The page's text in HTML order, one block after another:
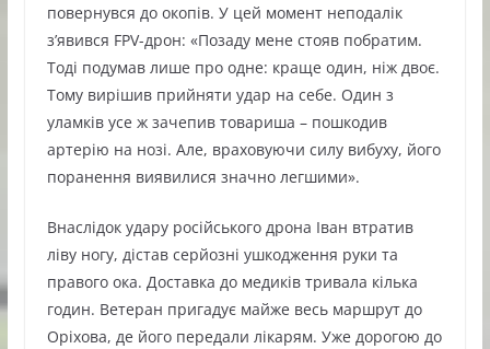
повернувся до окопів. У цей момент неподалік
з’явився FPV-дрон: «Позаду мене стояв побратим.
Тоді подумав лише про одне: краще один, ніж двоє.
Тому вирішив прийняти удар на себе. Один з
уламків усе ж зачепив товариша – пошкодив
артерію на нозі. Але, враховуючи силу вибуху, його
поранення виявилися значно легшими».
Внаслідок удару російського дрона Іван втратив
ліву ногу, дістав серйозні ушкодження руки та
правого ока. Доставка до медиків тривала кілька
годин. Ветеран пригадує майже весь маршрут до
Оріхова, де його передали лікарям. Уже дорогою до